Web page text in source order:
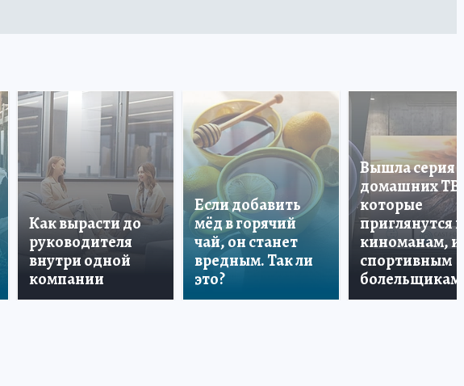
Как вырасти до
руководителя
внутри одной
компании
Если добавить
мёд в горячий
чай, он станет
вредным. Так ли
это?
Вышла серия
домашних ТВ,
которые
приглянутся и
киноманам, и
спортивным
болельщикам